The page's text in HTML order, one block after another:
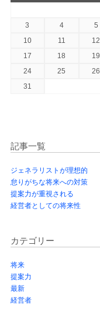
3
4 5
10
11 12
17
18 19
24
25 26
31
記事一覧
ジェネラリストが理想的
怠りがちな将来への対策
提案力が重視される
経営者としての将来性
カテゴリー
将来
提案力
最新
経営者